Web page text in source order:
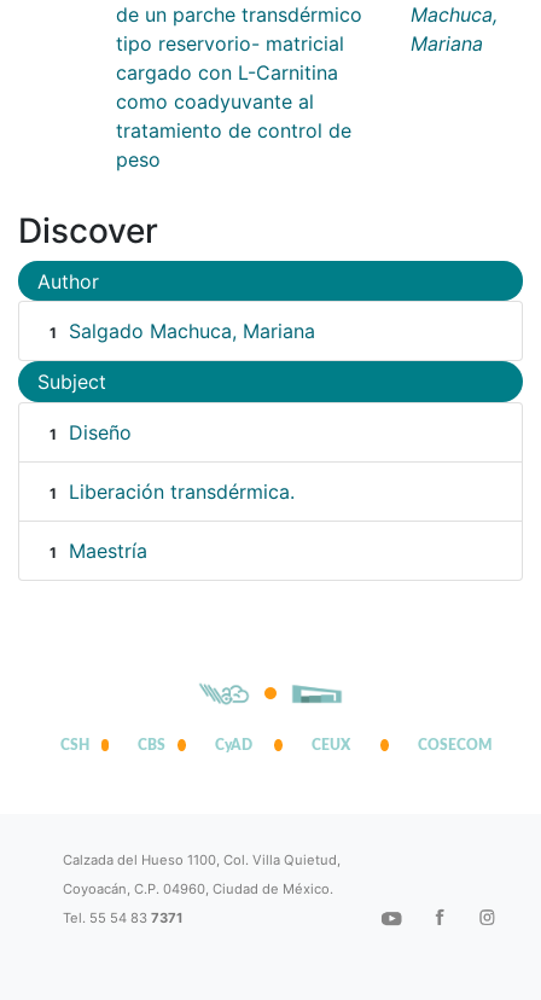
de un parche transdérmico
tipo reservorio- matricial
cargado con L-Carnitina
como coadyuvante al
tratamiento de control de
peso
Machuca,
Mariana
Discover
Author
1 Salgado Machuca, Mariana
Subject
1 Diseño
1 Liberación transdérmica.
1 Maestría
CSH CBS CyAD CEUX COSECOM
Calzada del Hueso 1100, Col. Villa Quietud,
Coyoacán, C.P. 04960, Ciudad de México.
Tel. 55 54 837371